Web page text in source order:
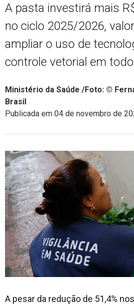
A pasta investirá mais
no ciclo 2025/2026,
ampliar o uso de
controle vetorial em
Ministério da Saúde /Foto: ©
Brasil
Publicada em 04 de novembro de
A pesar da redução de 51,4%